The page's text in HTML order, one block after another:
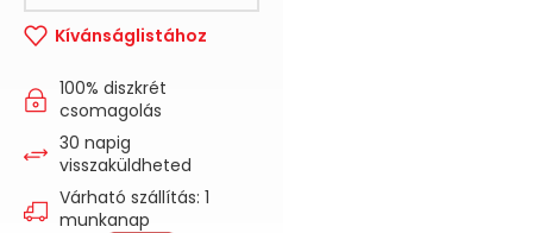
Kívánságlistához
100% diszkrét
csomagolás
30 napig
visszaküldheted
Várható szállítás: 1
munkanap